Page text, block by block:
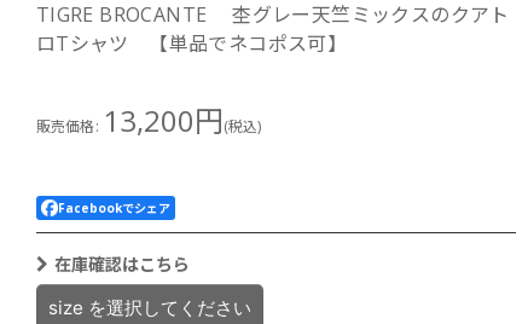
TIGRE BROCANTE 杢グレー天竺ミックスのクアト
ロTシャツ 【単品でネコポス可】
販売価格: 13,200円(税込)
Facebookでシェア
在庫確認はこちら
size を選択してください